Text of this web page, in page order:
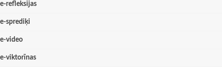
e-refleksijas
e-sprediķi
e-video
e-viktorīnas